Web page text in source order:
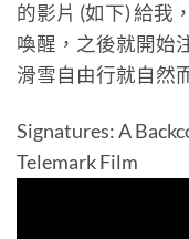
的影片 (如下) 給我
喚醒，之後就開始
滑雪自由行就自然
Signatures: A
Telemark Film